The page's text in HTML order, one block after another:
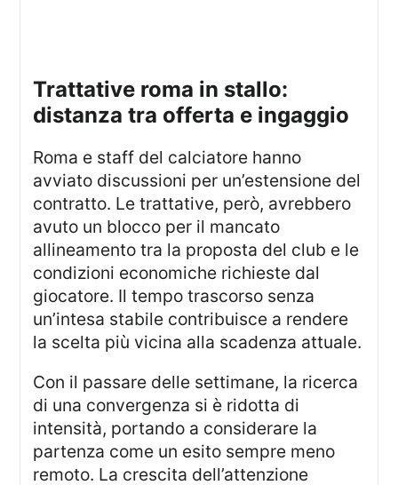
trattative roma in stallo:
distanza tra offerta e ingaggio
Roma e staff del calciatore hanno
avviato discussioni per un’estensione del
contratto. Le trattative, però, avrebbero
avuto un blocco per il mancato
allineamento tra la proposta del club e le
condizioni economiche richieste dal
giocatore. Il tempo trascorso senza
un’intesa stabile contribuisce a rendere
la scelta più vicina alla scadenza attuale.
Con il passare delle settimane, la ricerca
di una convergenza si è ridotta di
intensità, portando a considerare la
partenza come un esito sempre meno
remoto. La crescita dell’attenzione